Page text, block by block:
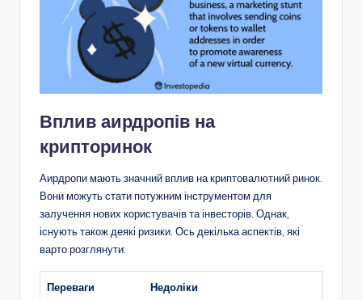
Вплив аирдропів на
крипторинок
Аирдропи мають значний вплив на криптовалютний ринок.
Вони можуть стати потужним інструментом для
залучення нових користувачів та інвесторів. Однак,
існують також деякі ризики. Ось декілька аспектів, які
варто розглянути:
Переваги Недоліки